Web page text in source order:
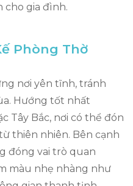
cho gia đình.
Phòng Thờ
nơi yên tĩnh, tránh
Hướng tốt nhất
Tây Bắc, nơi có thể đón
thiên nhiên. Bên cạnh
đóng vai trò quan
màu nhẹ nhàng như